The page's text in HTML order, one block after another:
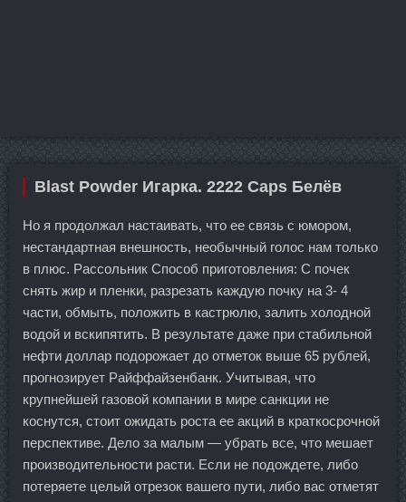
Blast Powder Игарка. 2222 Caps Белёв
Но я продолжал настаивать, что ее связь с юмором,
нестандартная внешность, необычный голос нам только
в плюс. Рассольник Способ приготовления: С почек
снять жир и пленки, разрезать каждую почку на 3- 4
части, обмыть, положить в кастрюлю, залить холодной
водой и вскипятить. В результате даже при стабильной
нефти доллар подорожает до отметок выше 65 рублей,
прогнозирует Райффайзенбанк. Учитывая, что
крупнейшей газовой компании в мире санкции не
коснутся, стоит ожидать роста ее акций в краткосрочной
перспективе. Дело за малым — убрать все, что мешает
производительности расти. Если не подождете, либо
потеряете целый отрезок вашего пути, либо вас отметят